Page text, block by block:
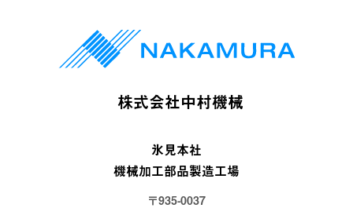
株式会社中村機械
氷見本社
機械加工部品製造工場
〒935-0037